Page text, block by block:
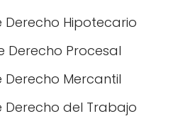
Derecho Hipotecario
Derecho Procesal
Derecho Mercantil
Derecho del Trabajo